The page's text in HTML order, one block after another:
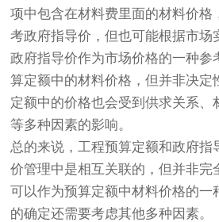
项中包含在材料费里面的材料价格
考政府指导价，但也可能根据市场
政府指导价作为市场价格的一种参
算定额中的材料价格，但并非决定
定额中的价格也会受到供求关系、
等多种因素的影响。
总的来说，工程预算定额和政府指
价管理中是相互关联的，但并非完
可以作为预算定额中材料价格的一
的确定还需要考虑其他多种因素。